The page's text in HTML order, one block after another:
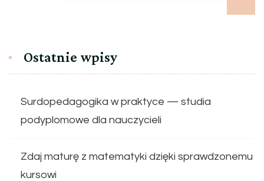
Ostatnie wpisy
Surdopedagogika w praktyce — studia
podyplomowe dla nauczycieli
Zdaj maturę z matematyki dzięki sprawdzonemu
kursowi